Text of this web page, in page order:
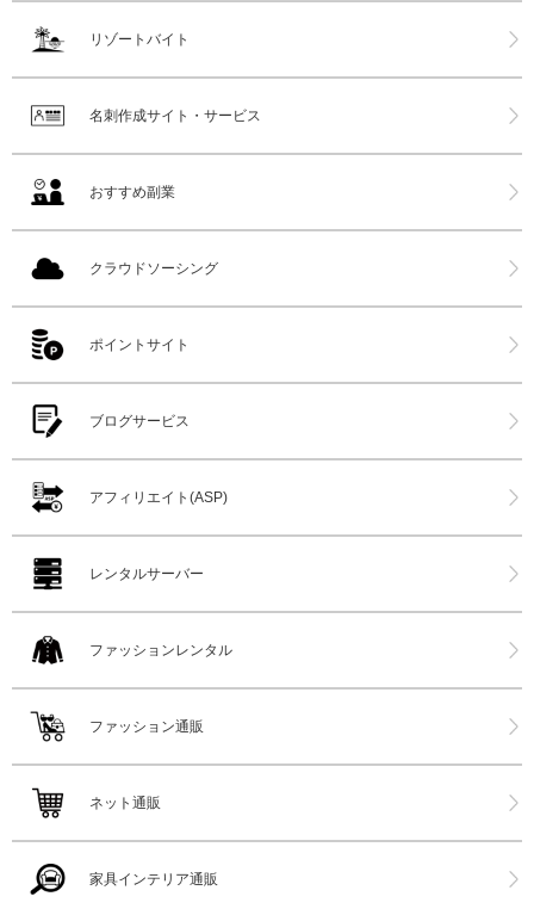
リゾートバイト
名刺作成サイト・サービス
おすすめ副業
クラウドソーシング
ポイントサイト
ブログサービス
アフィリエイト(ASP)
レンタルサーバー
ファッションレンタル
ファッション通販
ネット通販
家具インテリア通販